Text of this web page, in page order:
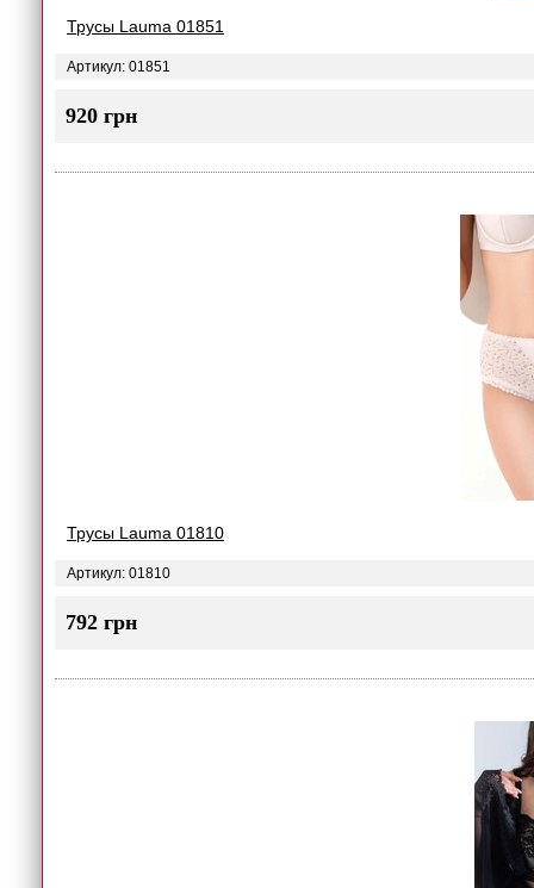
Трусы Lauma 01851
Артикул: 01851
920 грн
Трусы Lauma 01810
Артикул: 01810
792 грн